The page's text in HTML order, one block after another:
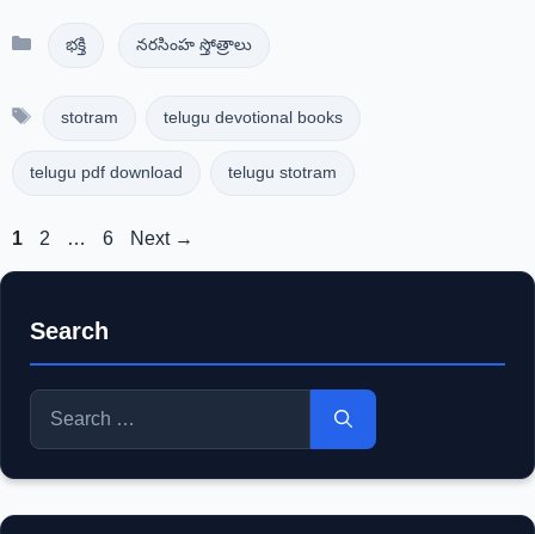
Categories
భక్తి నరసింహ స్తోత్రాలు
Tagsstotram telugu devotional books
telugu pdf download telugu stotram
Page
1 Page
2 … Page
6 Next →
Search
Search
for: